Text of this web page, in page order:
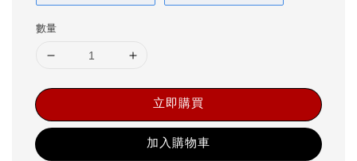
數量
立即購買
加入購物車